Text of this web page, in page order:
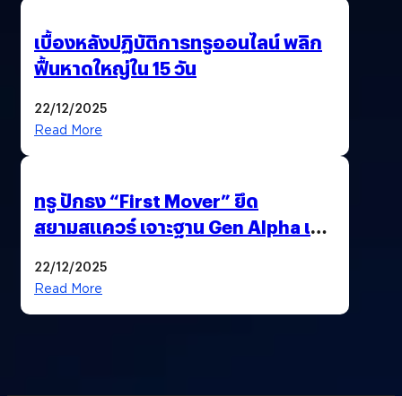
เบื้องหลังปฏิบัติการทรูออนไลน์ พลิก
ฟื้นหาดใหญ่ใน 15 วัน
22/12/2025
Read More
ทรู ปักธง “First Mover” ยึด
สยามสแควร์ เจาะฐาน Gen Alpha เมื่อ
ยุคถัดไป
22/12/2025
Read More